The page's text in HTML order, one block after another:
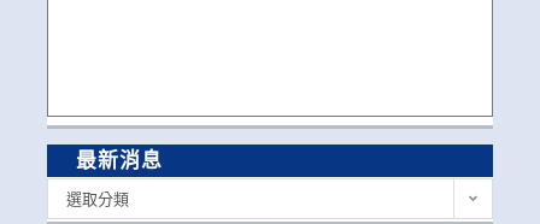
最新消息
選取分類